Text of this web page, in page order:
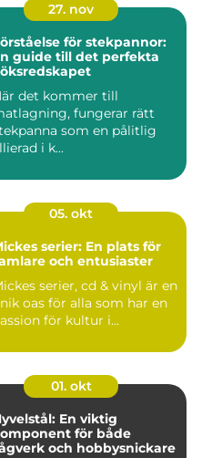
27. nov
för stekpannor:
guide till det perfekta
det kommer till
fungerar rätt
som en pålitlig
i k...
05. okt
serier: En plats för
och entusiaster
serier, cd & vinyl är en
oas för alla som har en
för kultur i...
01. okt
En viktig
för både
och hobbysnickare